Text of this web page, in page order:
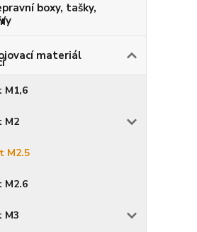
boxy, tašky,
materiál
M1,6
M2
M2.5
M2.6
M3